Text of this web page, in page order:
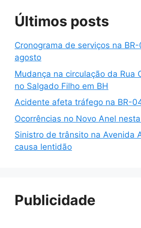
Últimos posts
Cronograma de serviços na
agosto
Mudança na circulação da Rua
no Salgado Filho em BH
Acidente afeta tráfego na BR-
Ocorrências no Novo Anel
Sinistro de trânsito na Avenida
causa lentidão
Publicidade